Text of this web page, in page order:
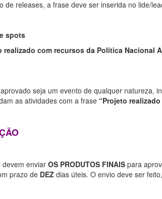
de releases, a frase deve ser inserida no lide/
spots
realizado com recursos da Política Nacional
seja um evento de qualquer natureza,
as atividades com a frase “Projeto
enviarOS PRODUTOS FINAIS para
prazo de DEZ dias úteis. O envio deve ser